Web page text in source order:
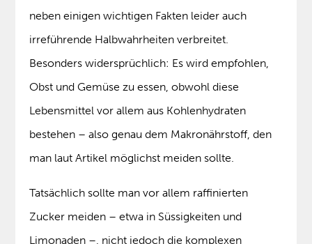
neben einigen wichtigen Fakten leider auch
irreführende Halbwahrheiten verbreitet.
Besonders widersprüchlich: Es wird empfohlen,
Obst und Gemüse zu essen, obwohl diese
Lebensmittel vor allem aus Kohlenhydraten
bestehen – also genau dem Makronährstoff, den
man laut Artikel möglichst meiden sollte.
Tatsächlich sollte man vor allem raffinierten
Zucker meiden – etwa in Süssigkeiten und
Limonaden –, nicht jedoch die komplexen